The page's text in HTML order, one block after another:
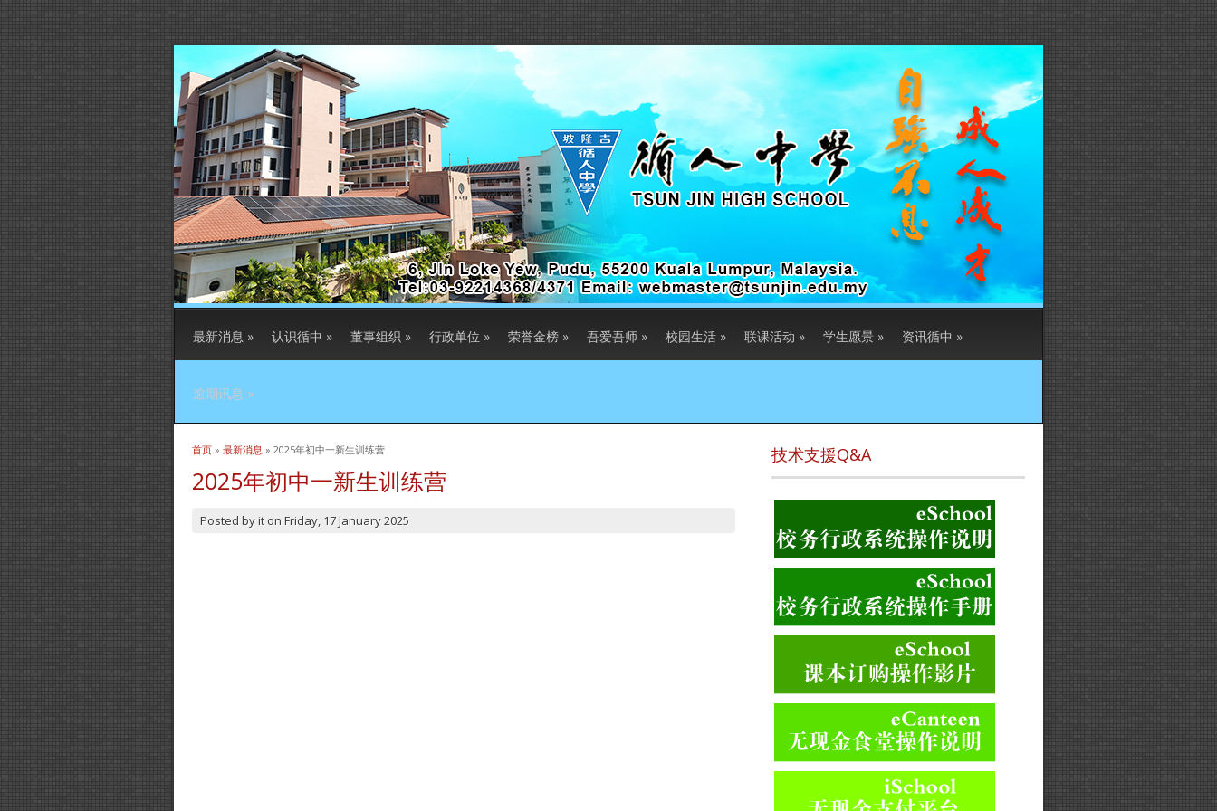
最新消息 » 认识循中 » 董事组织 » 行政单位 » 荣誉金榜 » 吾爱吾师 » 校园生活 » 联课活动 » 学生愿景 » 资讯循中 »
逾期讯息 »
当前位置
首页 » 最新消息 » 2025年初中一新生训练营
2025年初中一新生训练营
Posted byit on Friday, 17 January 2025
技术支援Q&A